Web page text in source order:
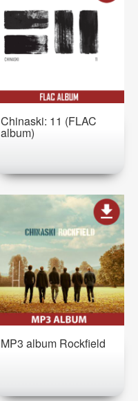
Chinaski: 11 (FLAC
album)
MP3 album Rockfield